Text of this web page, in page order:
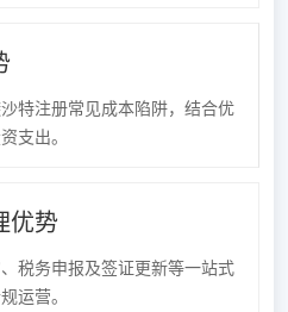
特注册常见成本陷阱，结合优
支出。
优势
税务申报及签证更新等一站式
运营。